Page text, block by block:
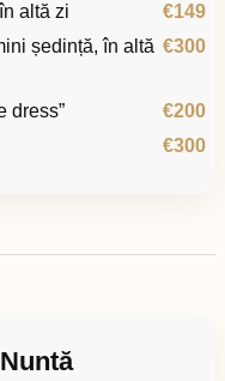
altă zi
€149
ședință, în altă €300
dress”
€200
€300